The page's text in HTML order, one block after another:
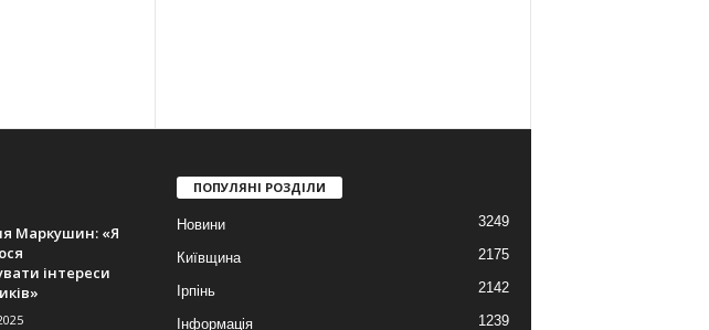
Маркушин: «Я
інтереси
ПОПУЛЯНІ РОЗДІЛИ
Новини 3249
Київщина 2175
Ірпінь 2142
Інформація 1239